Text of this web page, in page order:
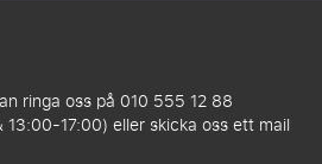
ringa oss på 010 555 12 88
17:00) eller skicka oss ett mail